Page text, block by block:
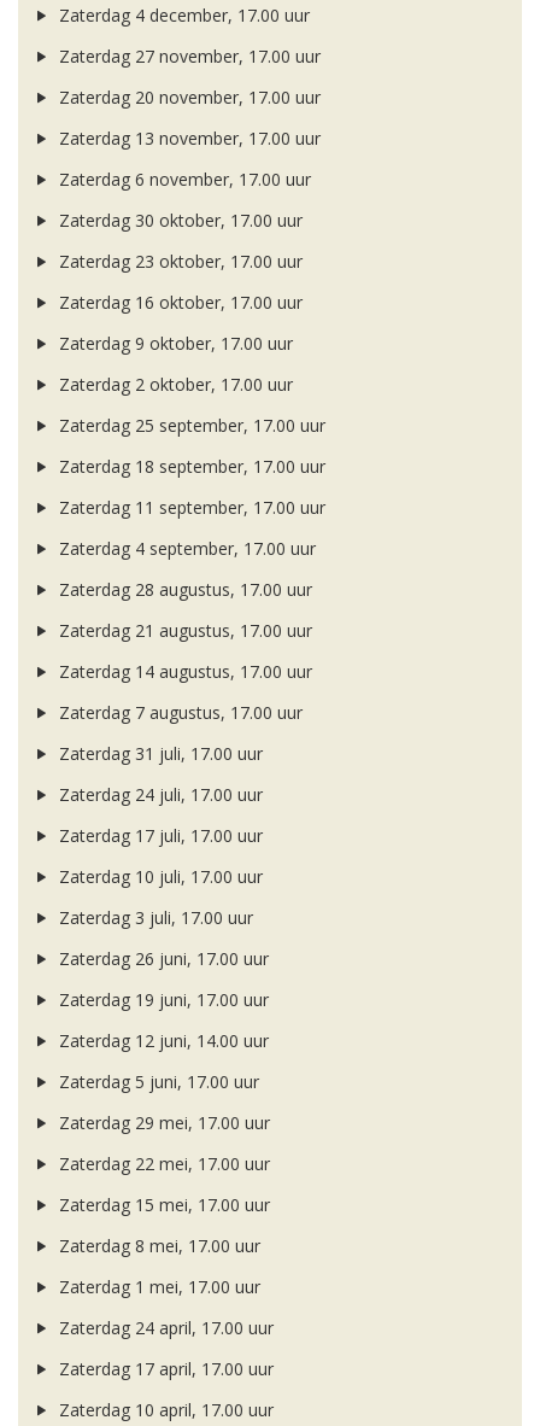
Zaterdag 4 december, 17.00 uur
Zaterdag 27 november, 17.00 uur
Zaterdag 20 november, 17.00 uur
Zaterdag 13 november, 17.00 uur
Zaterdag 6 november, 17.00 uur
Zaterdag 30 oktober, 17.00 uur
Zaterdag 23 oktober, 17.00 uur
Zaterdag 16 oktober, 17.00 uur
Zaterdag 9 oktober, 17.00 uur
Zaterdag 2 oktober, 17.00 uur
Zaterdag 25 september, 17.00 uur
Zaterdag 18 september, 17.00 uur
Zaterdag 11 september, 17.00 uur
Zaterdag 4 september, 17.00 uur
Zaterdag 28 augustus, 17.00 uur
Zaterdag 21 augustus, 17.00 uur
Zaterdag 14 augustus, 17.00 uur
Zaterdag 7 augustus, 17.00 uur
Zaterdag 31 juli, 17.00 uur
Zaterdag 24 juli, 17.00 uur
Zaterdag 17 juli, 17.00 uur
Zaterdag 10 juli, 17.00 uur
Zaterdag 3 juli, 17.00 uur
Zaterdag 26 juni, 17.00 uur
Zaterdag 19 juni, 17.00 uur
Zaterdag 12 juni, 14.00 uur
Zaterdag 5 juni, 17.00 uur
Zaterdag 29 mei, 17.00 uur
Zaterdag 22 mei, 17.00 uur
Zaterdag 15 mei, 17.00 uur
Zaterdag 8 mei, 17.00 uur
Zaterdag 1 mei, 17.00 uur
Zaterdag 24 april, 17.00 uur
Zaterdag 17 april, 17.00 uur
Zaterdag 10 april, 17.00 uur